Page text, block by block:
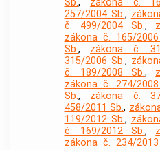
257/2004 Sb.,
č. 499/2004 Sb.,
zákona č. 165/
Sb., zákona č.
315/2006 Sb.,
č. 189/2008 Sb.,
zákona č. 274/
Sb., zákona č.
458/2011 Sb.,
119/2012 Sb.,
č. 169/2012 Sb.,
zákona č. 234/